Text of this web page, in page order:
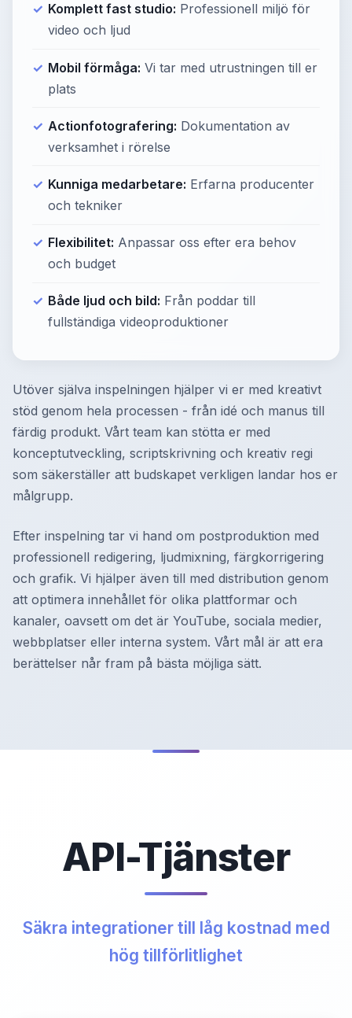
Komplett fast studio: Professionell miljö för
video och ljud
Mobil förmåga: Vi tar med utrustningen till er
plats
Actionfotografering: Dokumentation av
verksamhet i rörelse
Kunniga medarbetare: Erfarna producenter
och tekniker
Flexibilitet: Anpassar oss efter era behov
och budget
Både ljud och bild: Från poddar till
fullständiga videoproduktioner
Utöver själva inspelningen hjälper vi er med kreativt
stöd genom hela processen - från idé och manus till
färdig produkt. Vårt team kan stötta er med
konceptutveckling, scriptskrivning och kreativ regi
som säkerställer att budskapet verkligen landar hos er
målgrupp.
Efter inspelning tar vi hand om postproduktion med
professionell redigering, ljudmixning, färgkorrigering
och grafik. Vi hjälper även till med distribution genom
att optimera innehållet för olika plattformar och
kanaler, oavsett om det är YouTube, sociala medier,
webbplatser eller interna system. Vårt mål är att era
berättelser når fram på bästa möjliga sätt.
API-Tjänster
Säkra integrationer till låg kostnad med
hög tillförlitlighet